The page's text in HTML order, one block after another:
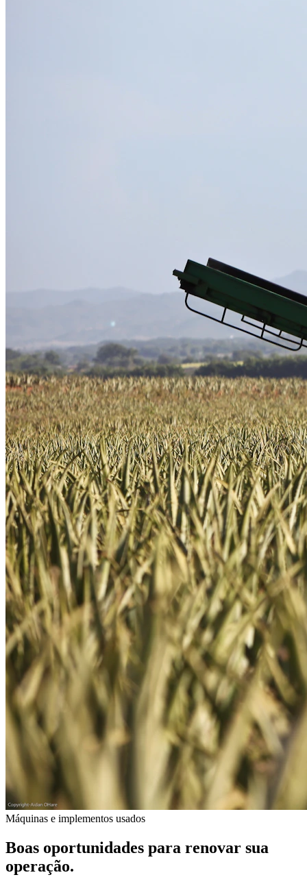
Máquinas e implementos usados
Boas oportunidades para renovar sua
operação.